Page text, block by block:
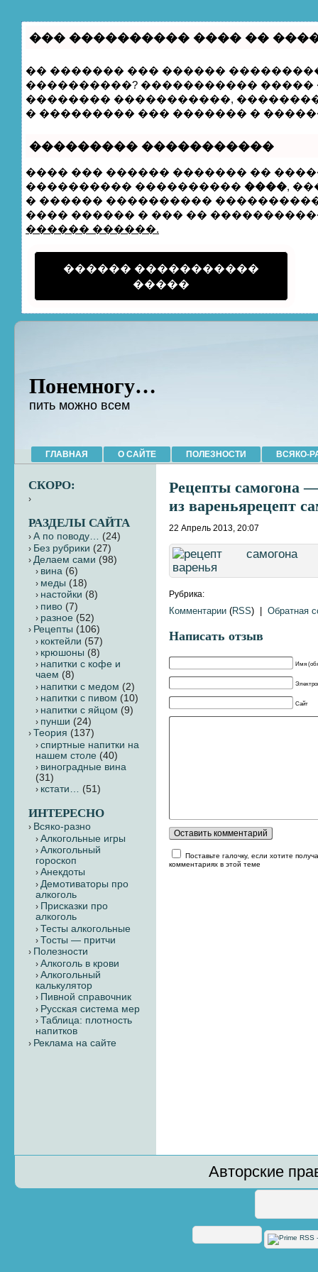
��� ���������� ���� ��
�� ������� ��� ������
����������? ����������� �����
�������� �����������,
� ��������� ��� ������� �
��������� �����������
���� ��� ������ ������� ��
���������� ���������� ����,
� ������ ����������
���� ������ � ��� ��
������ ������.
������ �����������
�����
Понемногу…
пить можно всем
ГЛАВНАЯ О САЙТЕ ПОЛЕЗНОСТИ ВСЯКО-
Рецепты самогона
из вареньярецепт
22 Апрель 2013, 20:07
Рубрика:
Комментарии (RSS) |Обратная
Написать отзыв
Имя
Сайт
Поставьте галочку, если хотите
комментариях в этой теме
СКОРО:
РАЗДЕЛЫ САЙТА
А по поводу… (24)
Без рубрики (27)
Делаем сами (98)
вина (6)
меды (18)
настойки (8)
пиво (7)
разное (52)
Рецепты (106)
коктейли (57)
крюшоны (8)
напитки с кофе и
чаем (8)
напитки с медом (2)
напитки с пивом (10)
напитки с яйцом (9)
пунши (24)
Теория (137)
cпиртные напитки на
нашем столе (40)
виноградные вина
(31)
кстати… (51)
ИНТЕРЕСНО
Всяко-разно
Алкогольные игры
Алкогольный
гороскоп
Анекдоты
Демотиваторы про
алкоголь
Присказки про
алкоголь
Тесты алкогольные
Тосты — притчи
Полезности
Алкоголь в крови
Алкогольный
калькулятор
Пивной справочник
Русская система мер
Таблица: плотность
напитков
Реклама на сайте
Авторские